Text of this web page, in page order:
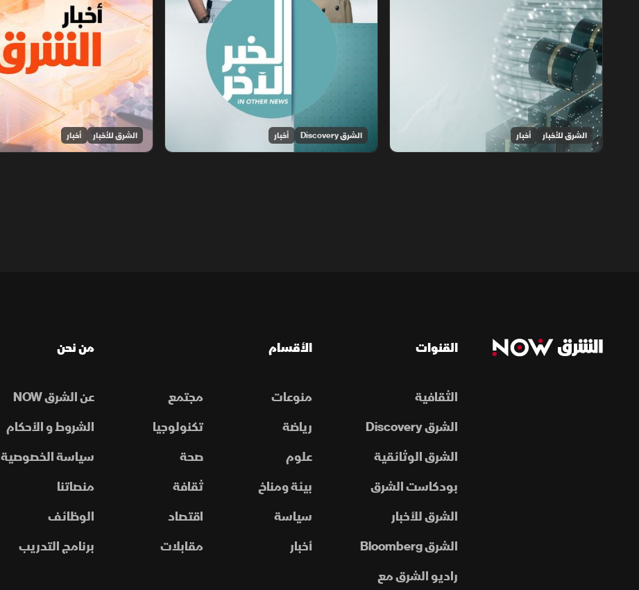
الشرق للأخبار أخبار الشرق Discovery أخبار الشرق للأخبار أخبار
القنوات
الثقافية
الشرق Discovery
الشرق الوثائقية
بودكاست الشرق
الشرق للأخبار
الشرق Bloomberg
راديو الشرق مع
الأقسام
منوعات
مجتمع
رياضة
تكنولوجيا
علوم
صحة
بيئة ومناخ
ثقافة
سياسة
اقتصاد
أخبار
مقابلات
من نحن
عن الشرق NOW
الشروط و الأحكام
سياسة الخصوصية
منصاتنا
الوظائف
برنامج التدريب